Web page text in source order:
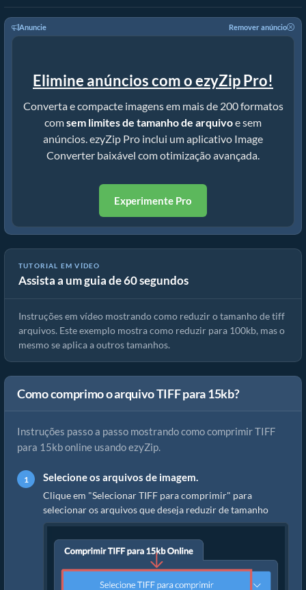
Anuncie Remover anúncio
Elimine anúncios com o ezyZip Pro!
Converta e compacte imagens em mais de 200 formatos
comsem limites de tamanho de arquivoe sem
anúncios. ezyZip Pro inclui um aplicativo Image
Converter baixável com otimização avançada.
Experimente Pro
TUTORIAL EM VÍDEO
Assista a um guia de 60 segundos
Como reduzir o tamanho das imagens online
Instruções em vídeo mostrando como reduzir o tamanho de tiff
arquivos. Este exemplo mostra como reduzir para 100kb, mas o
mesmo se aplica a outros tamanhos.
Como comprimo o arquivo TIFF para 15kb?
Instruções passo a passo mostrando como comprimir TIFF
para 15kb online usando ezyZip.
Selecione os arquivos de imagem.
Clique em "Selecionar TIFF para comprimir" para
selecionar os arquivos que deseja reduzir de tamanho